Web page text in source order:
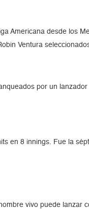
Americana desde los
Ventura
por un
en 8 innings. Fue la
vivo puede lanzar